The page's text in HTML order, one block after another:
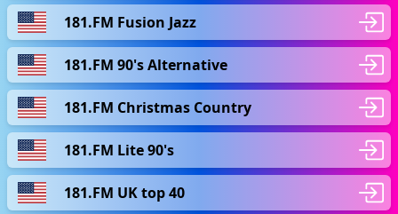
181.FM Fusion Jazz
181.FM 90's Alternative
181.FM Christmas Country
181.FM Lite 90's
181.FM UK top 40